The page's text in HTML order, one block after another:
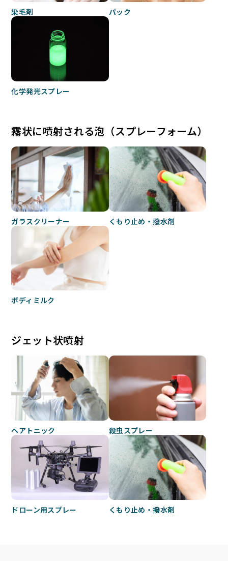
染毛剤 パック
化学発光スプレー
霧状に噴射される泡（スプレーフォーム）
ガラスクリーナー くもり止め・撥水剤
ボディミルク
ジェット状噴射
ヘアトニック 殺虫スプレー
ドローン用スプレー くもり止め・撥水剤